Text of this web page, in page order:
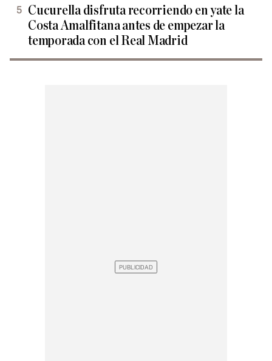
Cucurella disfruta recorriendo en yate la
Costa Amalfitana antes de empezar la
temporada con el Real Madrid